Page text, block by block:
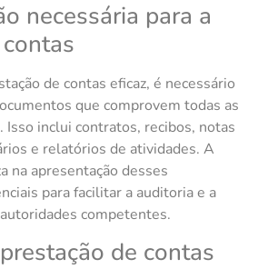
necessária para a
de contas eficaz, é necessário
que comprovem todas as
Isso inclui contratos, recibos, notas
e relatórios de atividades. A
na apresentação desses
para facilitar a auditoria e a
competentes.
de contas